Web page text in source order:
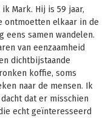
Mark. Hij is 59 jaar,
ontmoetten elkaar in de
eens samen wandelen.
van eenzaamheid
dichtbijstaande
koffie, soms
naar de mensen. Ik
dat er misschien
echt geïnteresseerd